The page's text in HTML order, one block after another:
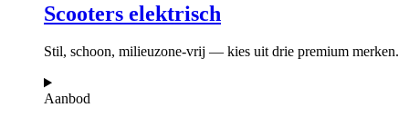
Scooters elektrisch
Stil, schoon, milieuzone-vrij — kies uit drie premium merken.
Aanbod